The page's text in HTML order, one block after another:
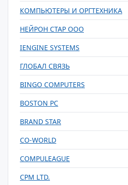
КОМПЬЮТЕРЫ И ОРГТЕХНИКА
НЕЙРОН СТАР ООО
IENGINE SYSTEMS
ГЛОБАЛ СВЯЗЬ
BINGO COMPUTERS
BOSTON PC
BRAND STAR
CO-WORLD
COMPULEAGUE
CPM LTD.